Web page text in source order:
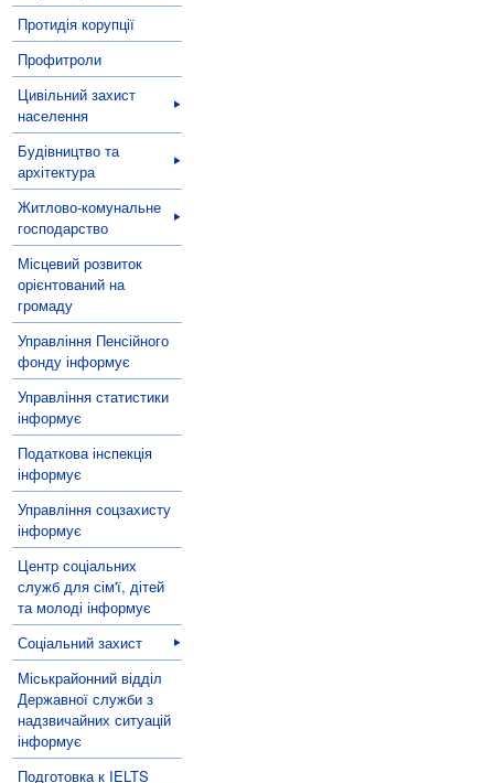
Протидія корупції
Профитроли
Цивільний захист
населення
Будівництво та
архітектура
Житлово-комунальне
господарство
Місцевий розвиток
орієнтований на
громаду
Управління Пенсійного
фонду інформує
Управління статистики
інформує
Податкова інспекція
інформує
Управління соцзахисту
інформує
Центр соціальних
служб для сім'ї, дітей
та молоді інформує
Соціальний захист
Міськрайонний відділ
Державної служби з
надзвичайних ситуацій
інформує
Подготовка к IELTS